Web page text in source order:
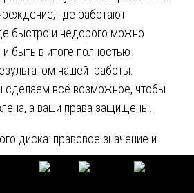
где работают
быстро и недорого можно
и быть в итоге полностью
нашей работы.
всё возможное, чтобы
а ваши права защищены.
диска: правовое значение и
экологического ущерба,